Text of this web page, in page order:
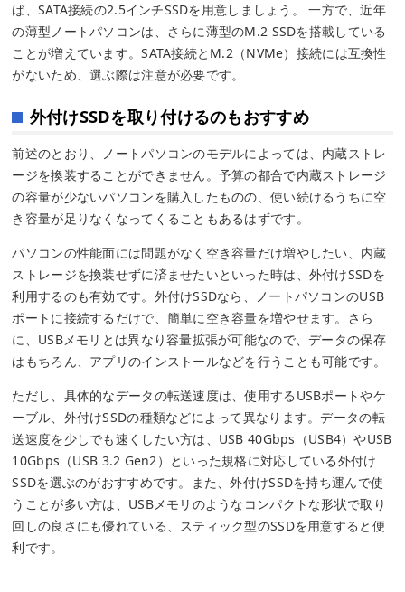
ば、SATA接続の2.5インチSSDを用意しましょう。 一方で、近年
の薄型ノートパソコンは、さらに薄型のM.2 SSDを搭載している
ことが増えています。SATA接続とM.2（NVMe）接続には互換性
がないため、選ぶ際は注意が必要です。
外付けSSDを取り付けるのもおすすめ
前述のとおり、ノートパソコンのモデルによっては、内蔵ストレ
ージを換装することができません。予算の都合で内蔵ストレージ
の容量が少ないパソコンを購入したものの、使い続けるうちに空
き容量が足りなくなってくることもあるはずです。
パソコンの性能面には問題がなく空き容量だけ増やしたい、内蔵
ストレージを換装せずに済ませたいといった時は、外付けSSDを
利用するのも有効です。外付けSSDなら、ノートパソコンのUSB
ポートに接続するだけで、簡単に空き容量を増やせます。さら
に、USBメモリとは異なり容量拡張が可能なので、データの保存
はもちろん、アプリのインストールなどを行うことも可能です。
ただし、具体的なデータの転送速度は、使用するUSBポートやケ
ーブル、外付けSSDの種類などによって異なります。データの転
送速度を少しでも速くしたい方は、USB 40Gbps（USB4）やUSB
10Gbps（USB 3.2 Gen2）といった規格に対応している外付け
SSDを選ぶのがおすすめです。また、外付けSSDを持ち運んで使
うことが多い方は、USBメモリのようなコンパクトな形状で取り
回しの良さにも優れている、スティック型のSSDを用意すると便
利です。